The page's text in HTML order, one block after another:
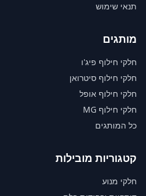
תנאי שימוש
מותגים
חלקי חילוף פיג'ו
חלקי חילוף סיטרואן
חלקי חילוף אופל
חלקי חילוף MG
כל המותגים
קטגוריות מובילות
חלקי מנוע